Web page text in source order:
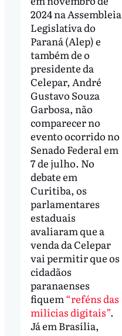
2024 na Assembleia
Legislativa do
Paraná (Alep) e
também de o
presidente da
Celepar, André
Gustavo Souza
Garbosa, não
comparecer no
evento ocorrido no
Senado Federal em
7 de julho. No
debate em
Curitiba, os
parlamentares
estaduais
avaliaram que a
venda da Celepar
vai permitir que os
cidadãos
paranaenses
fiquem“reféns das
milícias digitais”.
Já em Brasília,